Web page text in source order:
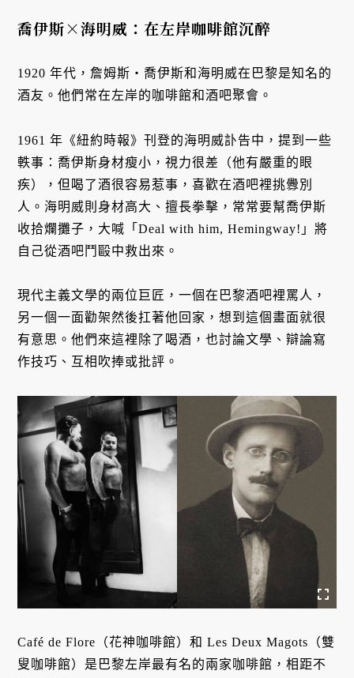
喬伊斯×海明威：在左岸咖啡館沉醉
1920 年代，詹姆斯・喬伊斯和海明威在巴黎是知名的
酒友。他們常在左岸的咖啡館和酒吧聚會。
1961 年《紐約時報》刊登的海明威訃告中，提到一些
軼事：喬伊斯身材瘦小，視力很差（他有嚴重的眼
疾），但喝了酒很容易惹事，喜歡在酒吧裡挑釁別
人。海明威則身材高大、擅長拳擊，常常要幫喬伊斯
收拾爛攤子，大喊「Deal with him, Hemingway!」將
自己從酒吧鬥毆中救出來。
現代主義文學的兩位巨匠，一個在巴黎酒吧裡罵人，
另一個一面勸架然後扛著他回家，想到這個畫面就很
有意思。他們來這裡除了喝酒，也討論文學、辯論寫
作技巧、互相吹捧或批評。
Café de Flore（花神咖啡館）和 Les Deux Magots（雙
叟咖啡館）是巴黎左岸最有名的兩家咖啡館，相距不